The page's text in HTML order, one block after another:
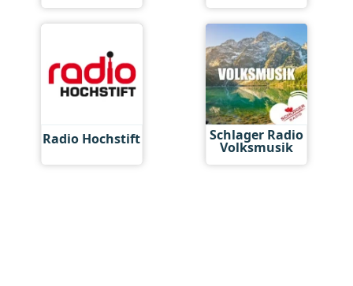
Radio Hochstift Schlager Radio
Volksmusik